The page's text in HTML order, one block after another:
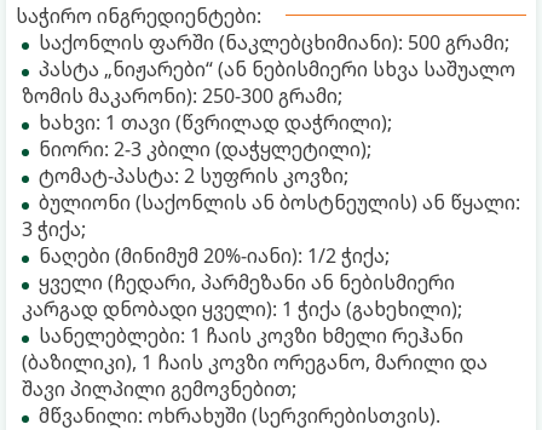
საჭირო ინგრედიენტები:
საქონლის ფარში (ნაკლებცხიმიანი): 500 გრამი;
პასტა „ნიჟარები“ (ან ნებისმიერი სხვა საშუალო
ზომის მაკარონი): 250-300 გრამი;
ხახვი: 1 თავი (წვრილად დაჭრილი);
ნიორი: 2-3 კბილი (დაჭყლეტილი);
ტომატ-პასტა: 2 სუფრის კოვზი;
ბულიონი (საქონლის ან ბოსტნეულის) ან წყალი:
3 ჭიქა;
ნაღები (მინიმუმ 20%-იანი): 1/2 ჭიქა;
ყველი (ჩედარი, პარმეზანი ან ნებისმიერი
კარგად დნობადი ყველი): 1 ჭიქა (გახეხილი);
სანელებლები: 1 ჩაის კოვზი ხმელი რეჰანი
(ბაზილიკი), 1 ჩაის კოვზი ორეგანო, მარილი და
შავი პილპილი გემოვნებით;
მწვანილი: ოხრახუში (სერვირებისთვის).